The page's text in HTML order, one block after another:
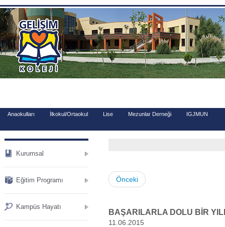
.
Anaokulları İlkokul/Ortaokul Lise Mezunlar Derneği IGJMUN
Kurumsal
Eğitim Programı
Kampüs Hayatı
Önceki
BAŞARILARLA DOLU BİR
11.06.2015